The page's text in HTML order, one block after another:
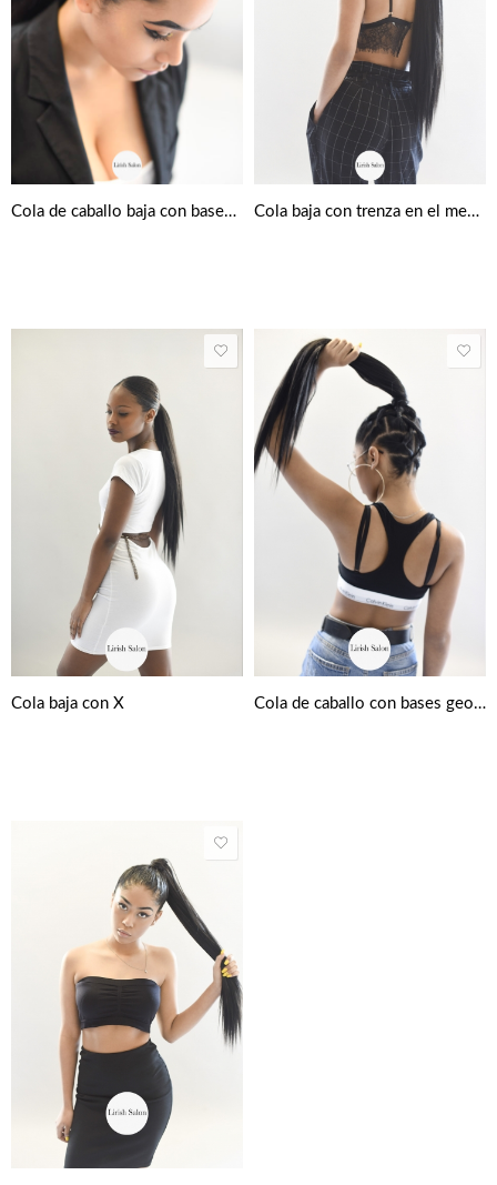
Cola de caballo baja con bases geométricas Cola baja con trenza en el medio
Cola baja con X Cola de caballo con bases geométricas